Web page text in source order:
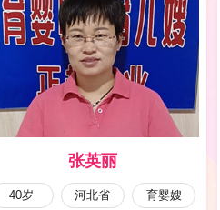
曹五翠
50岁 山西省 育儿嫂